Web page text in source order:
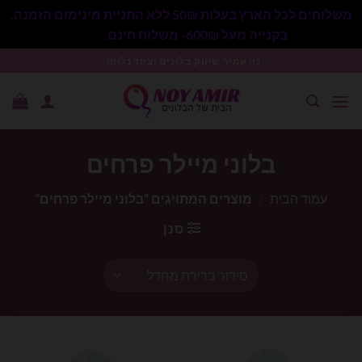
משלוחים לכל הארץ בעלות 50₪ ללא התניית מינימום הזמנה.
בקנייה מעל 600₪- משלוח חינם.
בלוני מיילר פרחים
עמוד הבית
מוצרים המתויגים “בלוני מיילר פרחים”
סנן